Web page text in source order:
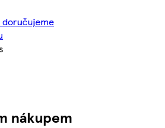
doručujeme
nákupem